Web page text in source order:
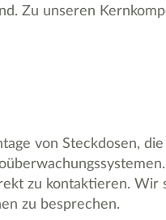
Zu unseren
von Steckdosen,
zu kontaktieren. Wir
zu besprechen.